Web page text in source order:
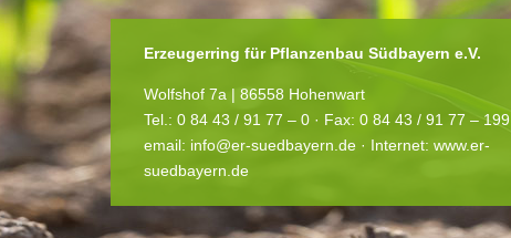
Erzeugerring für Pflanzenbau Südbayern e.V.
Wolfshof 7a | 86558 Hohenwart
Tel.: 0 84 43 / 91 77 – 0 · Fax: 0 84 43 / 91 77 – 199
email: info@er-suedbayern.de · Internet: www.er-
suedbayern.de